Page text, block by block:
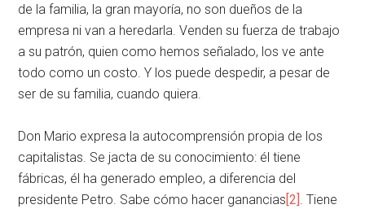
de la familia, la gran mayoría, no son dueños de la
empresa ni van a heredarla. Venden su fuerza de trabajo
a su patrón, quien como hemos señalado, los ve ante
todo como un costo. Y los puede despedir, a pesar de
ser de su familia, cuando quiera.
Don Mario expresa la autocomprensión propia de los
capitalistas. Se jacta de su conocimiento: él tiene
fábricas, él ha generado empleo, a diferencia del
presidente Petro. Sabe cómo hacer ganancias[2] . Tiene